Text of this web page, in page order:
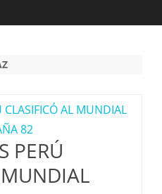
PERÚ